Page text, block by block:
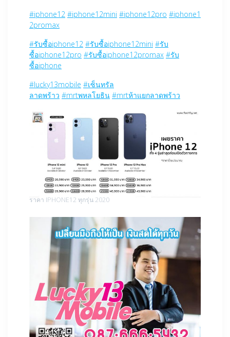
#iphone12 #iphone12mini #iphone12pro #iphone1
2promax
#รับซื้อiphone12 #รับซื้อiphone12mini #รับ
ซื้อiphone12pro #รับซื้อiphone12promax #รับ
ซื้อiphone
#lucky13mobile #เซ็นทรัล
ลาดพร้าว #mrtพหลโยธิน #mrtห้าแยกลาดพร้าว
ราคา IPHONE12 ทุกรุ่น 2020